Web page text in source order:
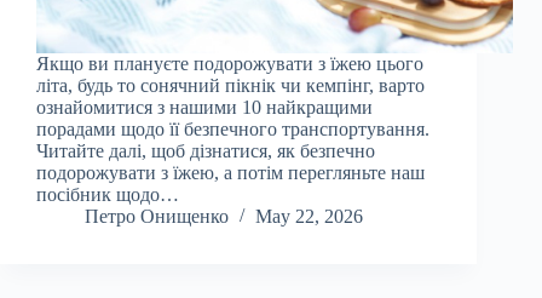
Якщо ви плануєте подорожувати з їжею цього
літа, будь то сонячний пікнік чи кемпінг, варто
ознайомитися з нашими 10 найкращими
порадами щодо її безпечного транспортування.
Читайте далі, щоб дізнатися, як безпечно
подорожувати з їжею, а потім перегляньте наш
посібник щодо…
Петро Онищенко
May 22, 2026